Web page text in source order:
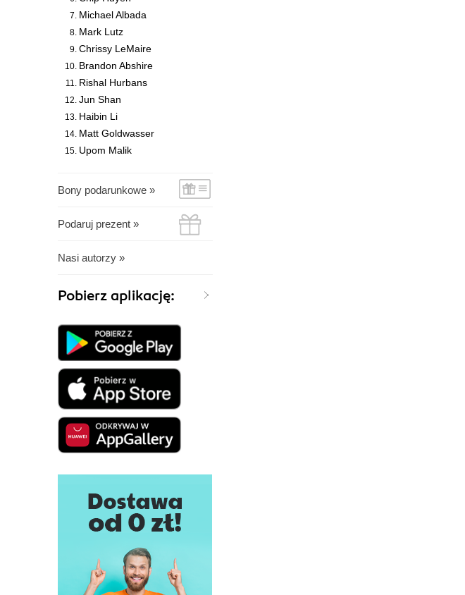
Michael Albada
Mark Lutz
Chrissy LeMaire
Brandon Abshire
Rishal Hurbans
Jun Shan
Haibin Li
Matt Goldwasser
Upom Malik
Bony podarunkowe »
Podaruj prezent »
Nasi autorzy »
Pobierz aplikację: